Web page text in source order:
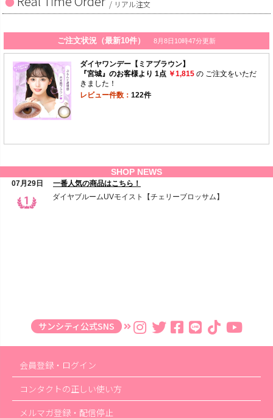
/ リアル注文
サンシティ公式SNS
会員登録・ログイン
コンタクトの正しい使い方
メルマガ登録・配信停止